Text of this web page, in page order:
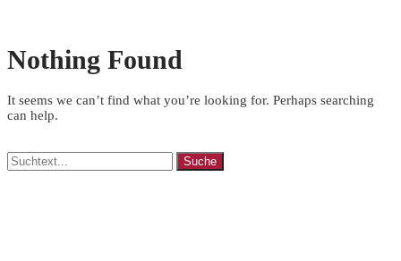
Nothing Found
It seems we can’t find what you’re looking for. Perhaps searching
can help.